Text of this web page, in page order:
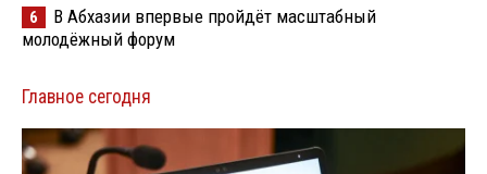
6
В Абхазии впервые пройдёт масштабный
молодёжный форум
Главное сегодня